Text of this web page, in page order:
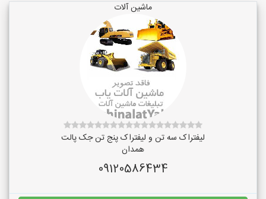
ماشین آلات
لیفتراک سه تن و لیفتراک پنج تن جک پالت
همدان
09120586434